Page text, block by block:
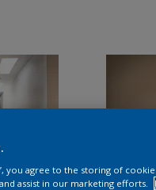
you agree to the storing of
assist in our marketing efforts.